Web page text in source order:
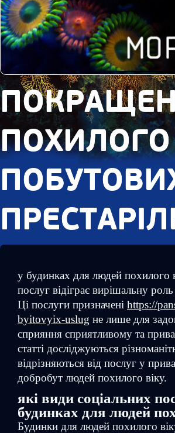
prev next
ПОХИЛОГО
у будинках для людей похилого
послуг відіграє вирішальну
Ці послуги призначені https://
byitovyix-uslug не лише для
сприяння сприятливому та
статті досліджуються
відрізняються від послуг у
добробут людей похилого віку.
які види соціальних
будинках для людей
Будинки для людей похилого